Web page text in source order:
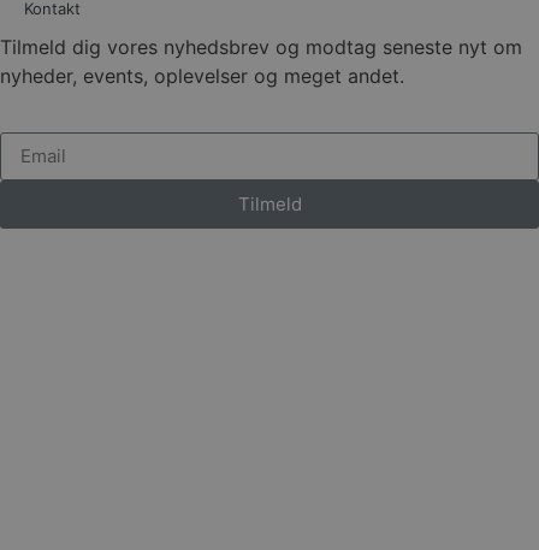
Kontakt
Tilmeld dig vores nyhedsbrev og modtag seneste nyt om
nyheder, events, oplevelser og meget andet.
Tilmeld